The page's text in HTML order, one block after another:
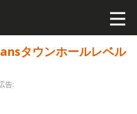
タウンホールレベル
告: